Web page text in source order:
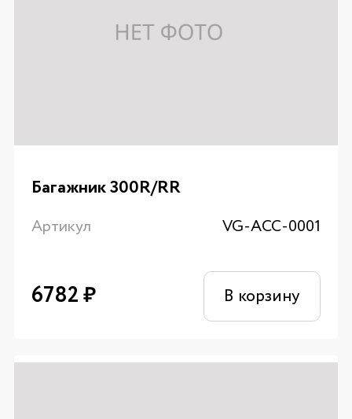
Багажник 300R/RR
Артикул VG-ACC-0001
6782₽ В корзину